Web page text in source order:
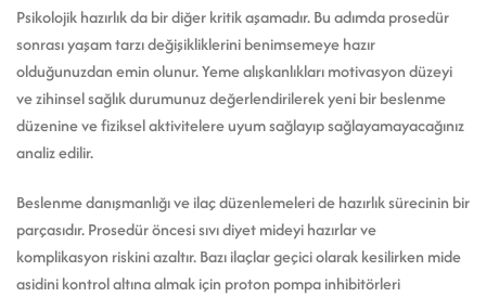
Psikolojik hazırlık da bir diğer kritik aşamadır. Bu adımda prosedür
sonrası yaşam tarzı değişikliklerini benimsemeye hazır
olduğunuzdan emin olunur. Yeme alışkanlıkları motivasyon düzeyi
ve zihinsel sağlık durumunuz değerlendirilerek yeni bir beslenme
düzenine ve fiziksel aktivitelere uyum sağlayıp sağlayamayacağınız
analiz edilir.
Beslenme danışmanlığı ve ilaç düzenlemeleri de hazırlık sürecinin bir
parçasıdır. Prosedür öncesi sıvı diyet mideyi hazırlar ve
komplikasyon riskini azaltır. Bazı ilaçlar geçici olarak kesilirken mide
asidini kontrol altına almak için proton pompa inhibitörleri